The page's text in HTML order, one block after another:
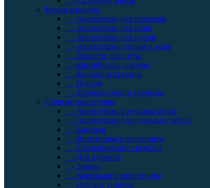
Кухня и посуда
- Аксессуары для алкоголя
- Аксессуары для вина
- Аксессуары для кухни
- Аксессуары для чая и кофе
- Емкости для питья
- Контейнеры для еды
- Кружки и стаканы
- Посуда
- Термокружки и термосы
Личные аксессуары
- Аксессуары в русском стиле
- Аксессуары для одежды и обуви
- Брелоки
- Визитницы и ключницы
- Гигиенические средства
- Для курения
- Значки
- Кошельки и монетницы
- Наборы унисекс